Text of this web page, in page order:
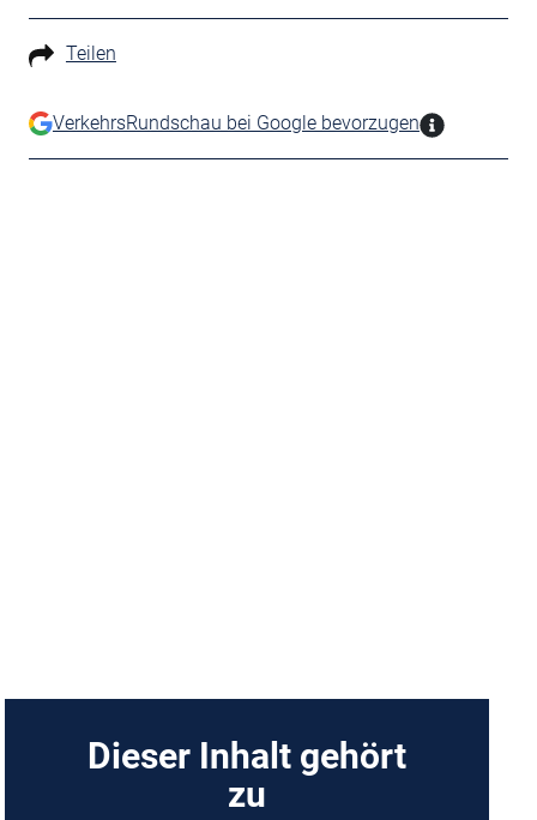
Teilen
VerkehrsRundschau bei Google bevorzugen
Dieser Inhalt gehört
zu